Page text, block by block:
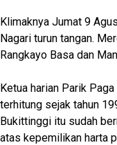
Klimaknya Jumat 9
Nagari turun tangan.
Rangkayo Basa dan
Ketua harian Parik
terhitung sejak tahun
Bukittinggi itu sudah
atas kepemilikan harta